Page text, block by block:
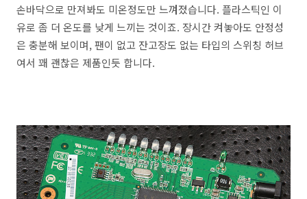
손바닥으로 만져봐도 미온정도만 느껴졌습니다. 플라스틱인 이
유로 좀 더 온도를 낮게 느끼는 것이죠. 장시간 켜놓아도 안정성
은 충분해 보이며, 팬이 없고 잔고장도 없는 타입의 스위칭 허브
여서 꽤 괜찮은 제품인듯 합니다.